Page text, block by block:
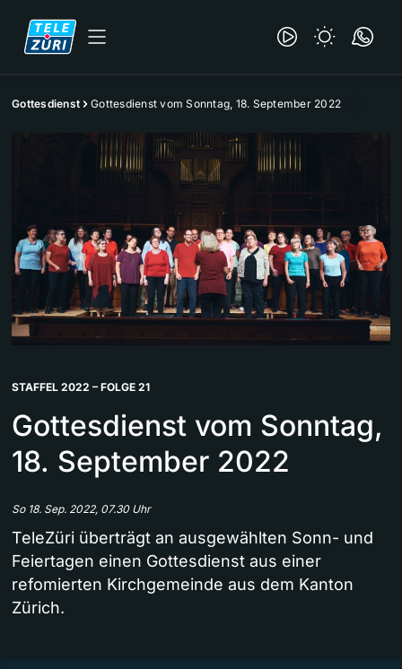
Gottesdienst Gottesdienst vom Sonntag, 18. September 2022
STAFFEL 2022 – FOLGE 21
Gottesdienst vom Sonntag,
18. September 2022
So 18. Sep. 2022, 07.30 Uhr
TeleZüri überträgt an ausgewählten Sonn- und
Feiertagen einen Gottesdienst aus einer
refomierten Kirchgemeinde aus dem Kanton
Zürich.